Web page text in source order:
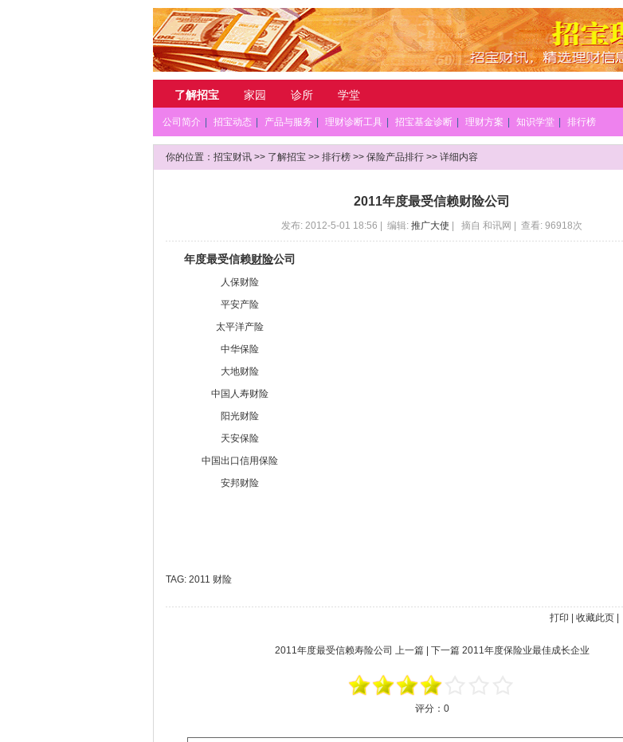
了解招宝 家园 诊所 学堂
公司简介 招宝动态 产品与服务 理财诊断工具 招宝基金诊断 理财方案 知识学堂 排行榜
你的位置： 招宝财讯 >> 了解招宝 >> 排行榜 >> 保险产品排行 >> 详细内容
2011年度最受信赖财险公司
发布: 2012-5-01 18:56 | 编辑: 推广大使 | 摘自 和讯网 | 查看: 96918次
年度最受信赖财险公司
人保财险
平安产险
太平洋产险
中华保险
大地财险
中国人寿财险
阳光财险
天安保险
中国出口信用保险
安邦财险
TAG: 2011 财险
打印 收藏此页
2011年度最受信赖寿险公司 上一篇 | 下一篇 2011年度保险业最佳成长企业
评分： 0